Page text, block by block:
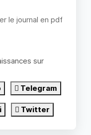
le journal en pdf
sur
Telegram
Twitter